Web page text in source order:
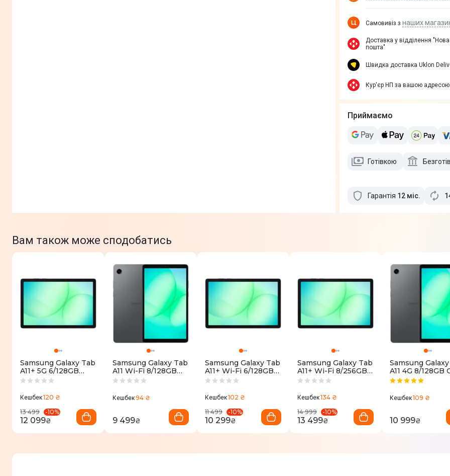
Самовивіз з наших
Доставка у вiддiлення "Нова
пошта"
Швидка доставка Uklon
Кур'єр НП за вашою адресою
Приймаємо
Готівкою
Гарантія 12 міс.
Вам також може сподобатись
Samsung Galaxy Tab
A11+ 5G 6/128GB
Grey (SM-
Кешбек120 ₴
13 499
-10%
12 099₴
Samsung Galaxy Tab
A11 Wi-Fi 8/128GB
Grey (SM-
Кешбек94 ₴
9 499₴
Samsung Galaxy Tab
A11+ Wi-Fi 6/128GB
Grey (SM-
Кешбек102 ₴
11 499
-10%
10 299₴
Samsung Galaxy Tab
A11+ Wi-Fi 8/256GB
Grey (SM-
Кешбек134 ₴
14 999
-10%
13 499₴
Samsung
A11 4G 8/128GB
(SM-
Кешбек109 ₴
10 999₴